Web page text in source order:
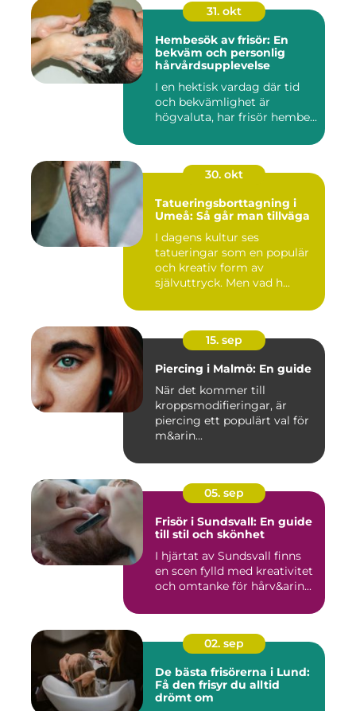
31. okt
Hembesök av frisör: En
bekväm och personlig
hårvårdsupplevelse
I en hektisk vardag där tid
och bekvämlighet är
högvaluta, har frisör hembe...
30. okt
Tatueringsborttagning i
Umeå: Så går man tillväga
I dagens kultur ses
tatueringar som en populär
och kreativ form av
självuttryck. Men vad h...
15. sep
Piercing i Malmö: En guide
När det kommer till
kroppsmodifieringar, är
piercing ett populärt val för
m&arin...
05. sep
Frisör i Sundsvall: En guide
till stil och skönhet
I hjärtat av Sundsvall finns
en scen fylld med kreativitet
och omtanke för hårv&arin...
02. sep
De bästa frisörerna i Lund:
Få den frisyr du alltid
drömt om